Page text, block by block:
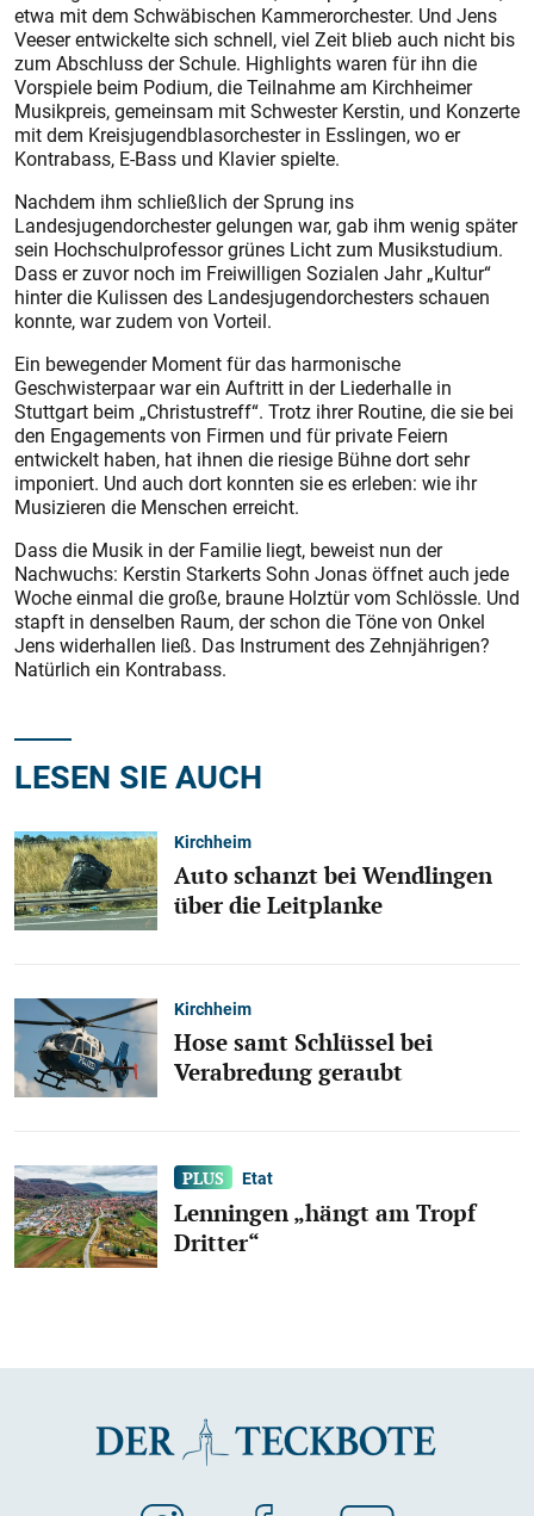
etwa mit dem Schwäbischen Kammerorchester. Und Jens
Veeser entwickelte sich schnell, viel Zeit blieb auch nicht bis
zum Abschluss der Schule. Highlights waren für ihn die
Vorspiele beim Podium, die Teilnahme am Kirchheimer
Musikpreis, gemeinsam mit Schwester Kerstin, und Konzerte
mit dem Kreisjugendblasorchester in Esslingen, wo er
Kontrabass, E-Bass und Klavier spielte.
Nachdem ihm schließlich der Sprung ins
Landesjugendorchester gelungen war, gab ihm wenig später
sein Hochschulprofessor grünes Licht zum Musikstudium.
Dass er zuvor noch im Freiwilligen Sozialen Jahr „Kultur“
hinter die Kulissen des Landesjugendorchesters schauen
konnte, war zudem von Vorteil.
Ein bewegender Moment für das harmonische
Geschwisterpaar war ein Auftritt in der Liederhalle in
Stuttgart beim „Christustreff“. Trotz ihrer Routine, die sie bei
den Engagements von Firmen und für private Feiern
entwickelt haben, hat ihnen die riesige Bühne dort sehr
imponiert. Und auch dort konnten sie es erleben: wie ihr
Musizieren die Menschen erreicht.
Dass die Musik in der Familie liegt, beweist nun der
Nachwuchs: Kerstin Starkerts Sohn Jonas öffnet auch jede
Woche einmal die große, braune Holztür vom Schlössle. Und
stapft in denselben Raum, der schon die Töne von Onkel
Jens widerhallen ließ. Das Instrument des Zehnjährigen?
Natürlich ein Kontrabass.
LESEN SIE AUCH
Kirchheim
Auto schanzt bei Wendlingen
über die Leitplanke
Kirchheim
Hose samt Schlüssel bei
Verabredung geraubt
Etat
Lenningen „hängt am Tropf
Dritter“